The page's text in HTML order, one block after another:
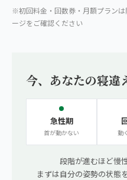
※初回料金・回数券・月額プラン
ージをご確認ください
今、あなたの寝違
急性期
首が動かない 動
段階が進むほど慢
まずは自分の姿勢の状態